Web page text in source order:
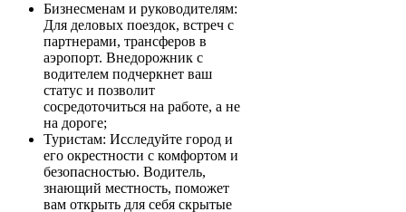
Бизнесменам и руководителям:
Для деловых поездок, встреч с
партнерами, трансферов в
аэропорт. Внедорожник с
водителем подчеркнет ваш
статус и позволит
сосредоточиться на работе, а не
на дороге;
Туристам: Исследуйте город и
его окрестности с комфортом и
безопасностью. Водитель,
знающий местность, поможет
вам открыть для себя скрытые